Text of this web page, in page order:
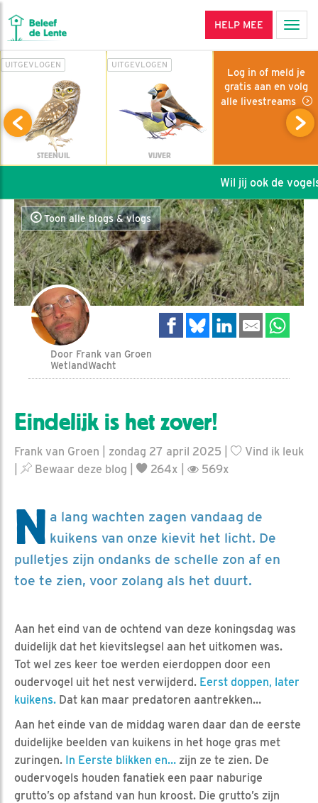
HELP MEE
UITGEVLOGEN
STEENUIL
UITGEVLOGEN
VIJVER
Log in of meld je
gratis aan en volg
alle livestreams
Wil jij ook de
Toon alle blogs & vlogs
Door Frank van Groen
WetlandWacht
Eindelijk is het zover!
Frank van Groen | zondag 27 april 2025 |
Vind ik leuk
Bewaar deze blog 264x | 569x
N a lang wachten zagen vandaag de
kuikens van onze kievit het licht. De
pulletjes zijn ondanks de schelle zon af en
toe te zien, voor zolang als het duurt.
Aan het eind van de ochtend van deze koningsdag was
duidelijk dat het kievitslegsel aan het uitkomen was.
Tot wel zes keer toe werden eierdoppen door een
oudervogel uit het nest verwijderd. Eerst doppen, later
kuikens. Dat kan maar predatoren aantrekken…
Aan het einde van de middag waren daar dan de eerste
duidelijke beelden van kuikens in het hoge gras met
zuringen. In Eerste blikken en… zijn ze te zien. De
oudervogels houden fanatiek een paar naburige
grutto’s op afstand van hun kroost. Die grutto’s zijn